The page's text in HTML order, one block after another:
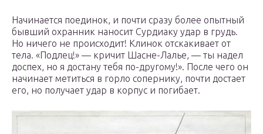
Начинается поединок, и почти сразу более опытный
бывший охранник наносит Сурдиаку удар в грудь.
Но ничего не происходит! Клинок отскакивает от
тела. «Подлец!» — кричит Шасне-Лалье, — ты надел
доспех, но я достану тебя по-другому!». После чего он
начинает метиться в горло сопернику, почти достает
его, но получает удар в корпус и погибает.